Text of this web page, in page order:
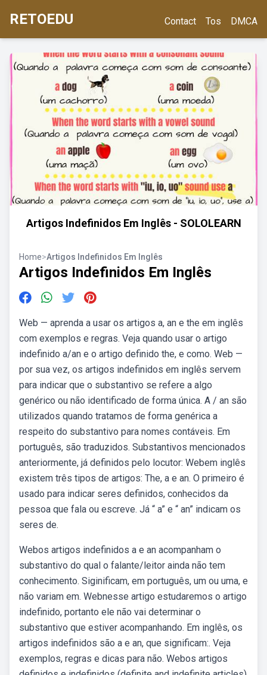
RETOEDU Contact Tos DMCA
Artigos Indefinidos Em Inglês - SOLOLEARN
Home>Artigos Indefinidos Em Inglês
Artigos Indefinidos Em Inglês
Web — aprenda a usar os artigos a, an e the em inglês
com exemplos e regras. Veja quando usar o artigo
indefinido a/an e o artigo definido the, e como. Web —
por sua vez, os artigos indefinidos em inglês servem
para indicar que o substantivo se refere a algo
genérico ou não identificado de forma única. A / an são
utilizados quando tratamos de forma genérica a
respeito do substantivo para nomes contáveis. Em
português, são traduzidos. Substantivos mencionados
anteriormente, já definidos pelo locutor: Webem inglês
existem três tipos de artigos: The, a e an. O primeiro é
usado para indicar seres definidos, conhecidos da
pessoa que fala ou escreve. Já “ a” e “ an” indicam os
seres de.
Webos artigos indefinidos a e an acompanham o
substantivo do qual o falante/leitor ainda não tem
conhecimento. Siginificam, em português, um ou uma, e
não variam em. Webnesse artigo estudaremos o artigo
indefinido, portanto ele não vai determinar o
substantivo que estiver acompanhando. Em inglês, os
artigos indefinidos são a e an, que significam:. Veja
exemplos, regras e dicas para não. Webos artigos